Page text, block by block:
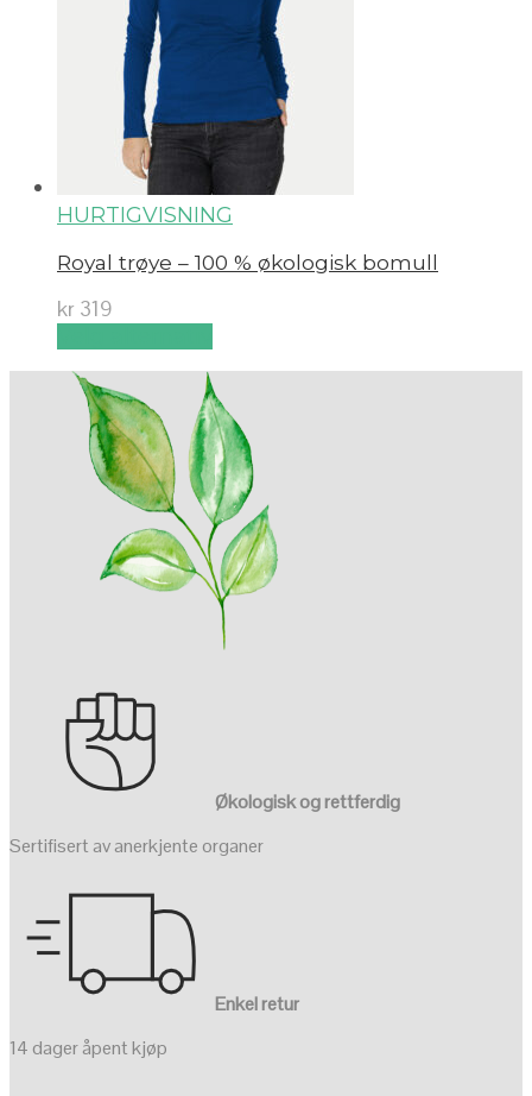
HURTIGVISNING
Royal trøye – 100 % økologisk bomull
kr 319
Økologisk og rettferdig
Sertifisert av anerkjente organer
Enkel retur
14 dager åpent kjøp